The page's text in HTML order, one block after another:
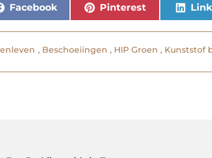
Facebook Pinterest
, Beschoeiingen , HIP Groen , Kunststof